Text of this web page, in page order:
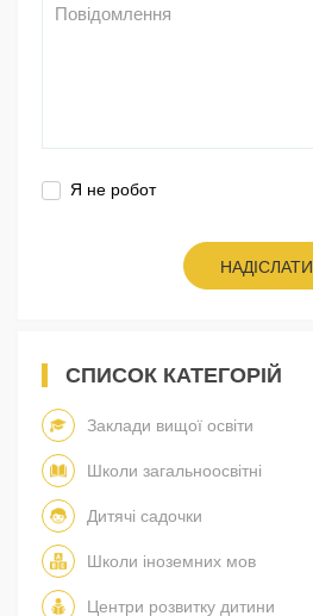
Я не робот
НАДІСЛАТИ
СПИСОК КАТЕГОРІЙ
Заклади вищої освіти
Школи загальноосвітні
Дитячі садочки
Школи іноземних мов
Центри розвитку дитини